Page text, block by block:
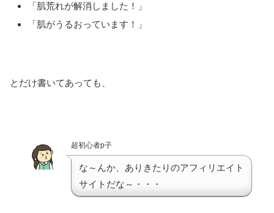
「肌荒れが解消しました！」
「肌がうるおっています！」
とだけ書いてあっても、
超初心者p子
な～んか、ありきたりのアフィリエイト
サイトだな～・・・